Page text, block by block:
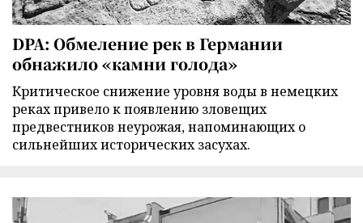
DPA: Обмеление рек в Германии
обнажило «камни голода»
Критическое снижение уровня воды в немецких
реках привело к появлению зловещих
предвестников неурожая, напоминающих о
сильнейших исторических засухах.